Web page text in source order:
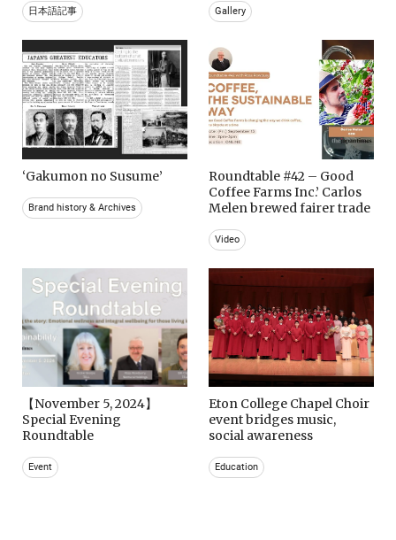
日本語記事 Gallery
‘Gakumon no Susume’
Brand history & Archives
Roundtable #42 – Good
Coffee Farms Inc.’ Carlos
Melen brewed fairer trade
Video
【November 5, 2024】
Special Evening
Roundtable
Event
Eton College Chapel Choir
event bridges music,
social awareness
Education